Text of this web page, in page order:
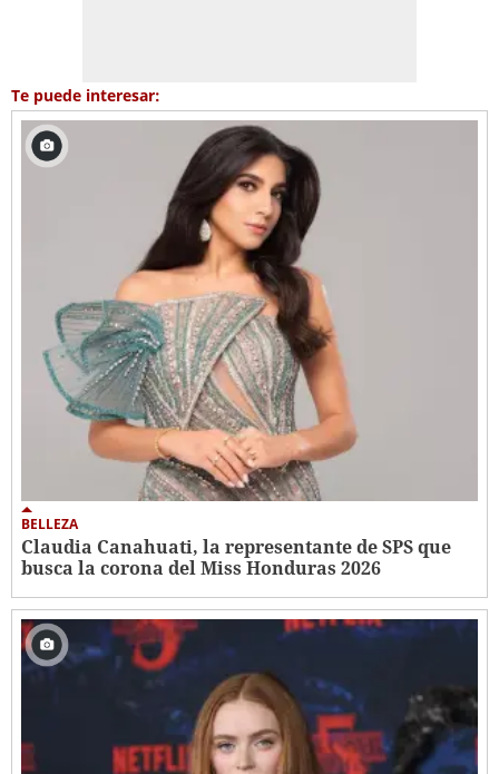
Te puede interesar:
BELLEZA
Claudia Canahuati, la representante de SPS que
busca la corona del Miss Honduras 2026